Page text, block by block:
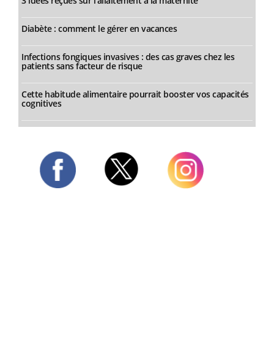
Diabète : comment le gérer en vacances
Infections fongiques invasives : des cas graves chez les
patients sans facteur de risque
Cette habitude alimentaire pourrait booster vos capacités
cognitives